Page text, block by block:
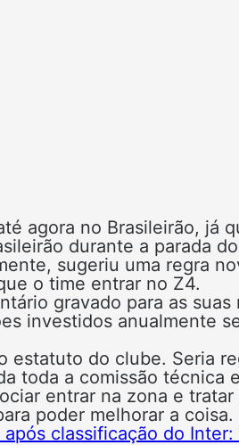
agora no Brasileirão, já
durante a parada
sugeriu uma regra
o time entrar no Z4.
gravado para as
investidos anualmente
estatuto do clube. Seria
toda a comissão técnica
entrar na zona e
poder melhorar a coisa.
classificação do Inter: